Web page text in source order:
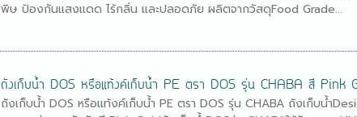
พิษ ป้องกันแสงแดด ไร้กลิ่น และปลอดภัย ผลิตจากวัสดุFood Grade...
ถังเก็บน้ำ DOS หรือแท้งค์เก็บน้ำ PE ตรา DOS รุ่น CHABA สี Pink
ถังเก็บน้ำ DOS หรือแท้งค์เก็บน้ำ PE ตรา DOS รุ่น CHABA ถังเก็บน้ำ